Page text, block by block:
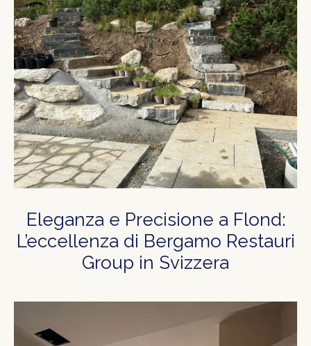
Eleganza e Precisione a Flond:
L’eccellenza di Bergamo Restauri
Group in Svizzera